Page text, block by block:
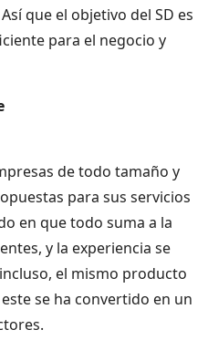
que el objetivo del SD es
para el negocio y
de todo tamaño y
para sus servicios
en que todo suma a la
y la experiencia se
el mismo producto
se ha convertido en un